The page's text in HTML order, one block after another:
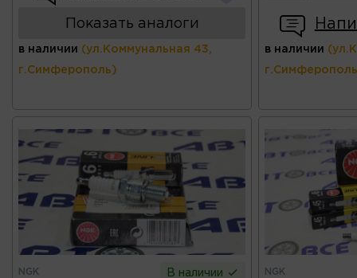
Показать аналоги
в наличии (ул.Коммунальная 43,
г.Симферополь)
в наличии
NGK В наличии NGK